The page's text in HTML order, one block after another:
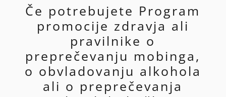
Če potrebujete Program
promocije zdravja ali
pravilnike o
preprečevanju mobinga,
o obvladovanju alkohola
ali o preprečevanja